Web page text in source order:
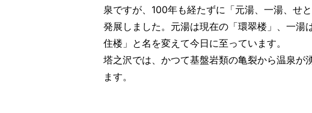
泉ですが、100年も経たずに「元湯、一湯、せ
発展しました。元湯は現在の「環翠楼」、一
住楼」と名を変えて今日に至っています。
塔之沢では、かつて基盤岩類の亀裂から温泉
ます。